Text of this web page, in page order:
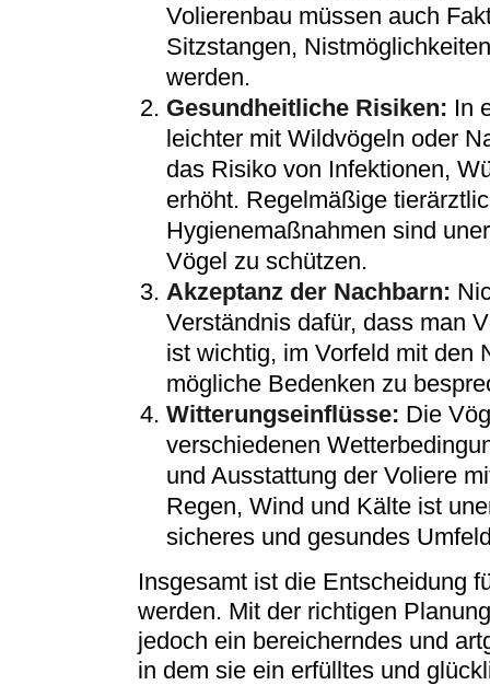
Volierenbau müssen auch
Sitzstangen,
werden.
Gesundheitliche Risiken: In
leichter mit Wildvögeln oder
das Risiko von Infektionen,
erhöht. Regelmäßige
Hygienemaßnahmen sind
Vögel zu schützen.
Akzeptanz der Nachbarn:
Verständnis dafür, dass man
ist wichtig, im Vorfeld mit den
mögliche Bedenken zu
Witterungseinflüsse: Die
verschiedenen
und Ausstattung der Voliere
Regen, Wind und Kälte ist
sicheres und gesundes
Insgesamt ist die Entscheidung
werden. Mit der richtigen
jedoch ein bereicherndes und
in dem sie ein erfülltes und